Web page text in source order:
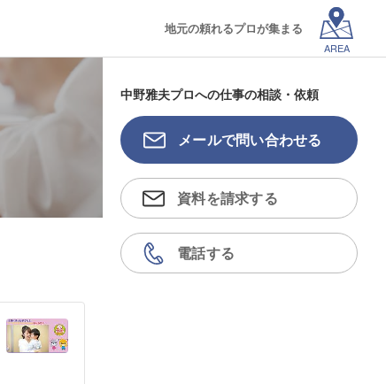
地元の頼れるプロが集まる
AREA
中野雅夫プロへの仕事の相談・依頼
メールで問い合わせる
資料を請求する
電話する